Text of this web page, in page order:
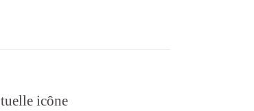
icône